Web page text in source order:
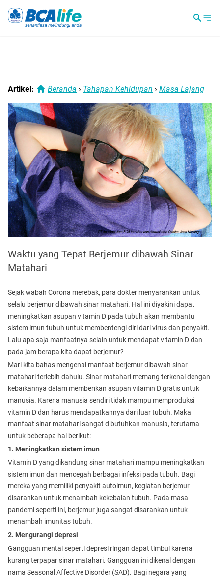
Artikel: Beranda › Tahapan Kehidupan › Masa Lajang
Waktu yang Tepat Berjemur dibawah Sinar
Matahari
Sejak wabah Corona merebak, para dokter menyarankan untuk
selalu berjemur dibawah sinar matahari. Hal ini diyakini dapat
meningkatkan asupan vitamin D pada tubuh akan membantu
sistem imun tubuh untuk membentengi diri dari virus dan penyakit.
Lalu apa saja manfaatnya selain untuk mendapat vitamin D dan
pada jam berapa kita dapat berjemur?
Mari kita bahas mengenai manfaat berjemur dibawah sinar
matahari terlebih dahulu. Sinar matahari memang terkenal dengan
kebaikannya dalam memberikan asupan vitamin D gratis untuk
manusia. Karena manusia sendiri tidak mampu memproduksi
vitamin D dan harus mendapatkannya dari luar tubuh. Maka
manfaat sinar matahari sangat dibutuhkan manusia, terutama
untuk beberapa hal berikut:
1. Meningkatkan sistem imun
Vitamin D yang dikandung sinar matahari mampu meningkatkan
sistem imun dan mencegah berbagai infeksi pada tubuh. Bagi
mereka yang memiliki penyakit autoimun, kegiatan berjemur
disarankan untuk menambah kekebalan tubuh. Pada masa
pandemi seperti ini, berjemur juga sangat disarankan untuk
menambah imunitas tubuh.
2. Mengurangi depresi
Gangguan mental seperti depresi ringan dapat timbul karena
kurang terpapar sinar matahari. Gangguan ini dikenal dengan
nama Seasonal Affective Disorder (SAD). Bagi negara yang